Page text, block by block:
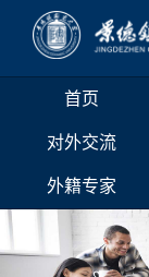
首页
对外交流
外籍专家